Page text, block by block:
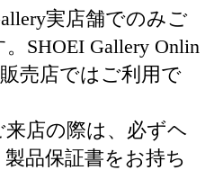
実店舗でのみご
SHOEI Gallery Onlin
売店ではご利用で
店の際は、必ずヘ
品保証書をお持ち